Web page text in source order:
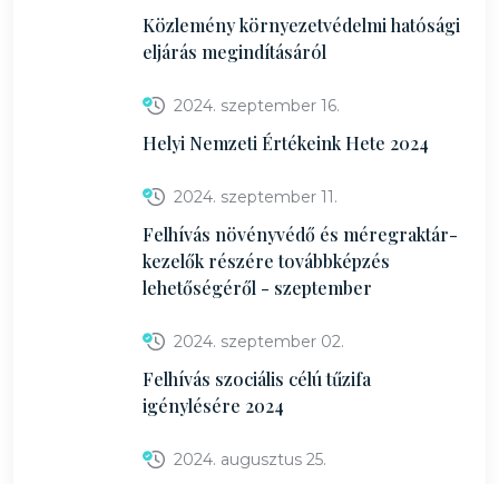
Közlemény környezetvédelmi hatósági
eljárás megindításáról
2024. szeptember 16.
Helyi Nemzeti Értékeink Hete 2024
2024. szeptember 11.
Felhívás növényvédő és méregraktár-
kezelők részére továbbképzés
lehetőségéről - szeptember
2024. szeptember 02.
Felhívás szociális célú tűzifa
igénylésére 2024
2024. augusztus 25.